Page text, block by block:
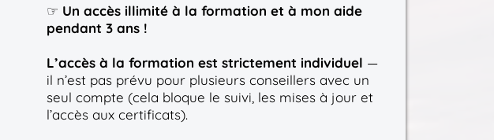
☞ Un accès illimité à la formation et à mon aide
pendant 3 ans !
L’accès à la formation est strictement individuel —
il n’est pas prévu pour plusieurs conseillers avec un
seul compte (cela bloque le suivi, les mises à jour et
l’accès aux certificats).